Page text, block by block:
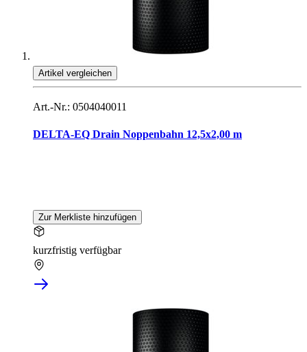
Artikel vergleichen
Art.-Nr.: 0504040011
DELTA-EQ Drain Noppenbahn 12,5x2,00 m
Zur Merkliste hinzufügen
kurzfristig verfügbar